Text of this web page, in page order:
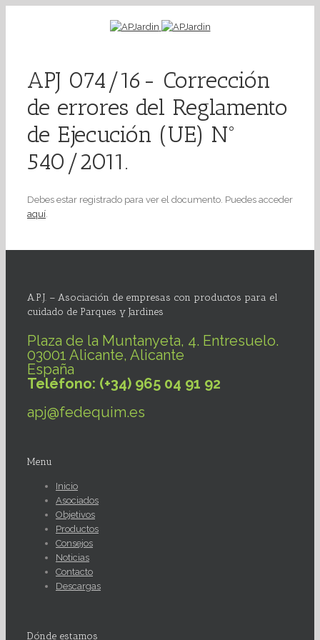
APJ 074/16- Corrección
de errores del Reglamento
de Ejecución (UE) Nº
540/2011.
Debes estar registrado para ver el documento. Puedes acceder
aquí.
A.P.J. – Asociación de empresas con productos para el
cuidado de Parques y Jardines
Plaza de la Muntanyeta, 4. Entresuelo.
03001 Alicante, Alicante
España
Teléfono: (+34) 965 04 91 92
apj@fedequim.es
Menu
Inicio
Asociados
Objetivos
Productos
Consejos
Noticias
Contacto
Descargas
Dónde estamos